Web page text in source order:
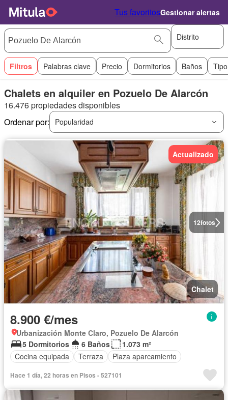
Tus favoritosGestionar alertas
Distrito
Filtros Palabras clave Precio Dormitorios Baños
Chalets en alquiler en Pozuelo De Alarcón
16.476 propiedades disponibles
Ordenar por:
Popularidad
12fotos
Actualizado
Chalet
8.900 €/mes
Urbanización Monte Claro, Pozuelo De Alarcón
5 Dormitorios
6 Baños
1.073 m²
Cocina equipada
Terraza Plaza aparcamiento
Hace 1 día, 22 horas en Pisos - 527101